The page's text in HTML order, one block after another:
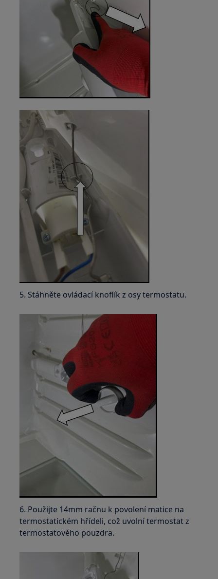
5. Stáhněte ovládací knoflík z osy termostatu.
6. Použijte 14mm račnu k povolení matice na
termostatickém hřídeli, což uvolní termostat z
termostatového pouzdra.